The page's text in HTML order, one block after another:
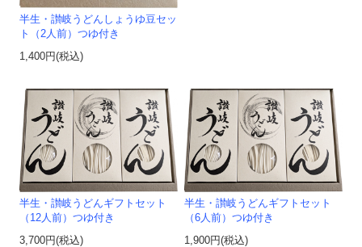
半生・讃岐うどんしょうゆ豆セッ
ト（2人前）つゆ付き
1,400円(税込)
半生・讃岐うどんギフトセット
（12人前）つゆ付き
3,700円(税込)
半生・讃岐うどんギフトセット
（6人前）つゆ付き
1,900円(税込)